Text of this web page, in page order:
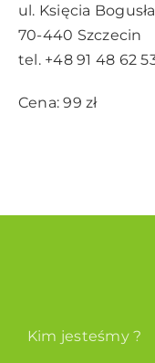
ul. Księcia
70-440 Szczecin
tel. +48 91 48 62
Cena: 99 zł
Kim jesteśmy ?